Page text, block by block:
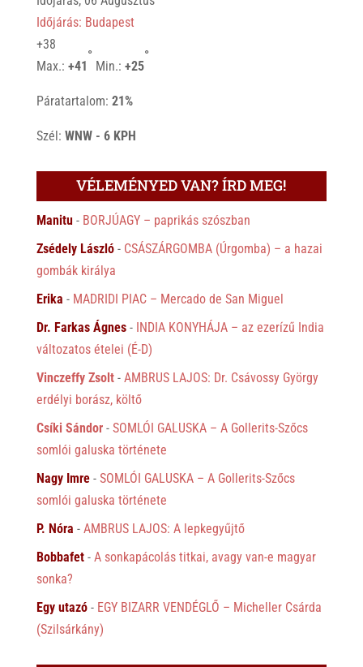
Időjárás: Budapest
+38
Max.: +41
°
Min.: +25
°
Páratartalom: 21%
Szél: WNW - 6 KPH
VÉLEMÉNYED VAN? ÍRD MEG!
Manitu- BORJÚAGY – paprikás szószban
Zsédely László- CSÁSZÁRGOMBA (Úrgomba) – a hazai
gombák királya
Erika - MADRIDI PIAC – Mercado de San Miguel
Dr. Farkas Ágnes- INDIA KONYHÁJA – az ezerízű India
változatos ételei (É-D)
Vinczeffy Zsolt- AMBRUS LAJOS: Dr. Csávossy György
erdélyi borász, költő
Csíki Sándor- SOMLÓI GALUSKA – A Gollerits-Szőcs
somlói galuska története
Nagy Imre- SOMLÓI GALUSKA – A Gollerits-Szőcs
somlói galuska története
P. Nóra - AMBRUS LAJOS: A lepkegyűjtő
Bobbafet- A sonkapácolás titkai, avagy van-e magyar
sonka?
Egy utazó- EGY BIZARR VENDÉGLŐ – Micheller Csárda
(Szilsárkány)